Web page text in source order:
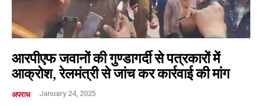
आरपीएफ जवानों की गुण्डागर्दी से पत्रकारों में
आक्रोश, रेलमंत्री से जांच कर कार्रवाई की मांग
अपराध January 24, 2025